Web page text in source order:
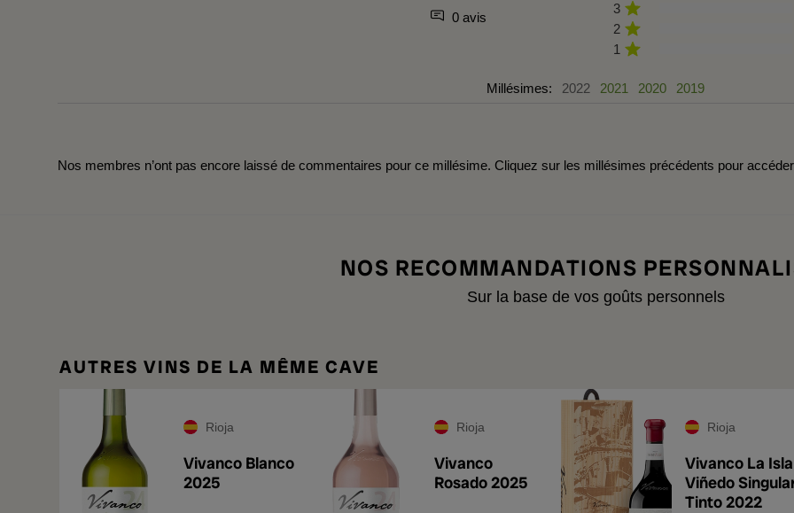
0 avis
3
2
1
Millésimes: 2022 2021 2020 2019
Nos membres n’ont pas encore laissé de commentaires pour ce millésime. Cliquez sur les millésimes précédents pour
NOS RECOMMANDATIONS
Sur la base de vos goûts personnels
AUTRES VINS DE LA MÊME CAVE
Rioja
Vivanco Blanco
2025
Rioja
Vivanco
Rosado 2025
Rioja
Vivanco La Isla
Viñedo
Tinto 2022